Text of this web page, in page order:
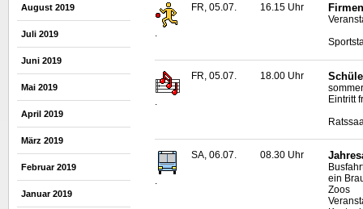
August 2019
Juli 2019
Juni 2019
Mai 2019
April 2019
März 2019
Februar 2019
Januar 2019
FR, 05.07. 16.15 Uhr
FR, 05.07. 18.00 Uhr
Eintritt
.
SA, 06.07. 08.30 Uhr
ein
Zoos